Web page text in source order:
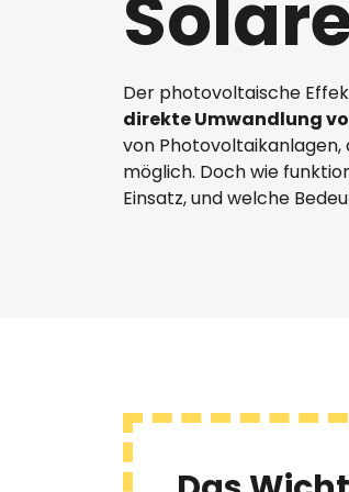
Nachgeführte Photovoltaik
Solarthermie oder
Photovoltaik
Standortanalyse
Verkabelung
Investitionskosten
Nennleistung und
Peakleistung
Rendite
Verpachtung
Der photovoltaische
direkte Umwandlung
von Photovoltaikanlagen,
möglich. Doch wie
Einsatz, und welche